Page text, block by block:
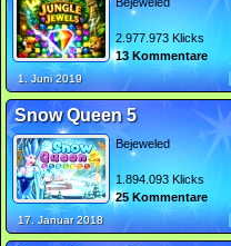
2.977.973 Klicks
13 Kommentare
1. Juni 2019
Snow Queen 5
Bejeweled
1.894.093 Klicks
25 Kommentare
17. Januar 2018